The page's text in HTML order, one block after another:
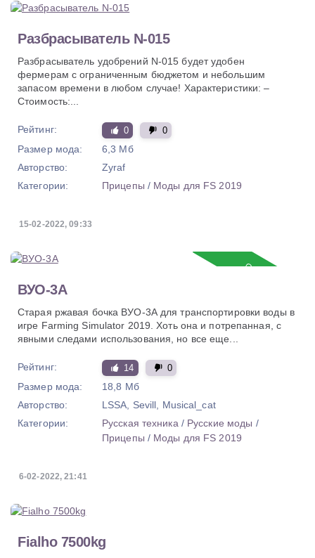
Разбрасыватель N-015
Разбрасыватель удобрений N-015 будет удобен
фермерам с ограниченным бюджетом и небольшим
запасом времени в любом случае! Характеристики: –
Стоимость:...
Рейтинг: 0 0
Размер мода:
6,3 Мб
Авторство:
Zyraf
Категории:
Прицепы / Моды для FS 2019
15-02-2022, 09:33
ВУО-3А
Старая ржавая бочка ВУО-3А для транспортировки воды в
игре Farming Simulator 2019. Хоть она и потрепанная, с
явными следами использования, но все еще...
Рейтинг: 14 0
Размер мода:
18,8 Мб
Авторство:
LSSA, Sevill, Musical_cat
Категории:
Русская техника / Русские моды /
Прицепы / Моды для FS 2019
6-02-2022, 21:41
Fialho 7500kg